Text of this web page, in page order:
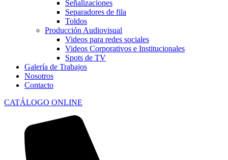
Señalizaciones
Separadores de fila
Toldos
Producción Audiovisual
Videos para redes sociales
Videos Corporativos e Institucionales
Spots de TV
Galería de Trabajos
Nosotros
Contacto
CATÁLOGO ONLINE